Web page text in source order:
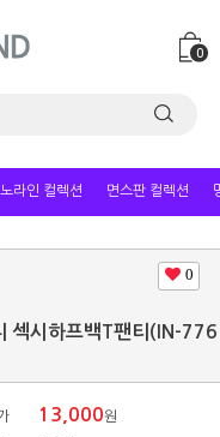
0
노라인 컬렉션 면스판 컬렉션
0
섹시하프백T팬티(IN-776
13,000원